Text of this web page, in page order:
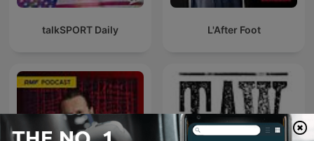
talkSPORT Daily L'After Foot